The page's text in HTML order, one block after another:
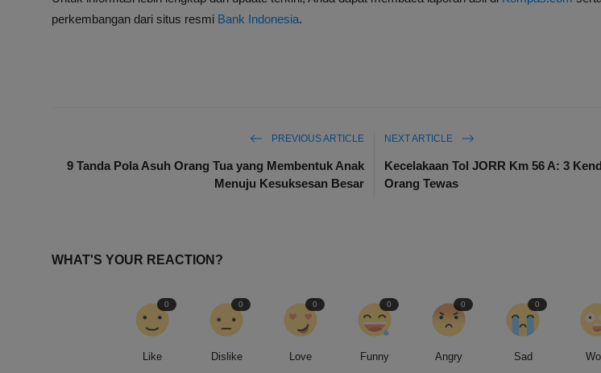
perkembangan dari situs resmi Bank Indonesia.
PREVIOUS ARTICLE
9 Tanda Pola Asuh Orang Tua yang Membentuk Anak
Menuju Kesuksesan Besar
NEXT ARTICLE
Kecelakaan Tol JORR Km 56 A: 3
Orang Tewas
WHAT'S YOUR REACTION?
Like
0
Dislike
0
Love
0
Funny
0
Angry
0
Sad
0